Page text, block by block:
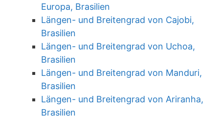
Europa, Brasilien
Längen- und Breitengrad von Cajobi,
Brasilien
Längen- und Breitengrad von Uchoa,
Brasilien
Längen- und Breitengrad von Manduri,
Brasilien
Längen- und Breitengrad von Ariranha,
Brasilien